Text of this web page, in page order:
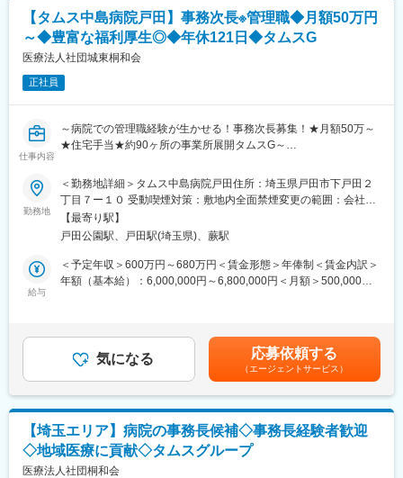
変更の範囲：無
新入職員手続き、オリエンテーション、求人媒体管理、人事評価
もご担当いただきます。
■業務のポイント：
・外来患者数は約320名/日、臨床数255床と比較的大規模で、地
域医療の中心的役割を果たす病院です。一般病棟・回復期リハビ
リ病棟・療養病棟を備え、幅広い診療科を展開しています。
・組織の意思決定に自ら関わることができ、事業戦略にも直接携
われます。
・本部・診療部・看護部・診療技術部との連携が密に取れてお
■組織：30代の管理職が多数在籍しています。法人代表・病院長
は40代、事務長は30代と若い組織です。
す。
例）
■当院の特徴：
・救急受け入れ件数については、令和4年は1,887件だったのが、
令和5年は3,334件と救急件数伸び率が県内トップを達成し、埼玉
県より令和6年度救急医療機関功労知事表彰をいただきました。
・救急だけでなく、外来数・手術件数も急上昇しており、地域に
とってなくてはならない存在となっています。
【タムス中島病院戸田】事務次長※管理職◆月額50万円
～◆豊富な福利厚生◎◆年休121日◆タムスG
医療法人社団城東桐和会
正社員
仕事内容
～病院での管理職経験が生かせる！事務次長募集！★月額50万～
★住宅手当★約90ヶ所の事業所展開タムスG～
【業務内容】
埼玉県戸田市/地域に根ざした病院での事務長補佐業務全般をお任
せします。
・事務長補佐業務及び病院運営業務全般
・人事業務（採用、考課、配置、労務など人事関連業務全般）
・行政対応（報告書作成等）
・病院経理
【タムス中島病院戸田について】
開院：1901年5月1日
病床：95床（療養：37床 地域包括ケア：58床）
ループ9番目の病院として仲間入りしました
【従業員構成】
・東京・埼玉・千葉に複数の病院・クリニック・介護施設・保育
勤務地
＜勤務地詳細＞タムス中島病院戸田住所：埼玉県戸田市下戸田２
丁目７ー１０ 受動喫煙対策：敷地内全面禁煙変更の範囲：会社の
定める事業所
【最寄り駅】
戸田公園駅、戸田駅(埼玉県)、蕨駅
給与
＜予定年収＞600万円～680万円＜賃金形態＞年俸制＜賃金内訳＞
年額（基本給）：6,000,000円～6,800,000円＜月額＞500,000円
き、別途支給します。※年俸制のため賞与の支給はありません。賃
金はあくまでも目安の金額であり、選考を通じて上下する可能性
があります。月給(月額)は固定手当を含めた表記です。
気になる 応募依頼する
（エージェントサービス）
【埼玉エリア】病院の事務長候補◇事務長経験者歓迎
◇地域医療に貢献◇タムスグループ
医療法人社団桐和会